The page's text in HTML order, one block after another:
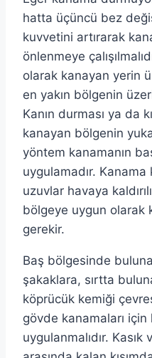
hatta üçüncü bez
kuvvetini artırarak
önlenmeye
olarak kanayan yerin
en yakın bölgenin
Kanın durması ya da
kanayan bölgenin
yöntem kanamanın
uygulamadır.
uzuvlar havaya
bölgeye uygun olarak
gerekir.
Baş bölgesinde
şakaklara, sırtta
köprücük kemiği
gövde kanamaları için
uygulanmalıdır.